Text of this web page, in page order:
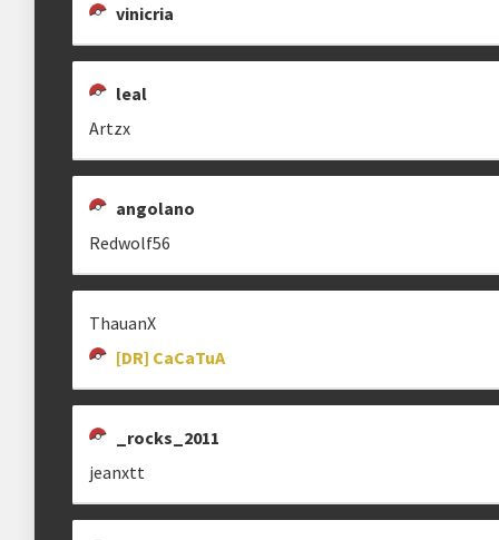
Estrutura das chaves
Etapa única
Ranking aplicado
vinicria
leal
Artzx
angolano
Redwolf56
ThauanX
[DR] CaCaTuA
_rocks_2011
jeanxtt